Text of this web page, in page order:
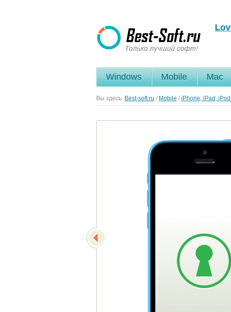
Windows Mobile Mac
Вы здесь: Best-soft.ru / Mobile / iPhone, iPad, iPod